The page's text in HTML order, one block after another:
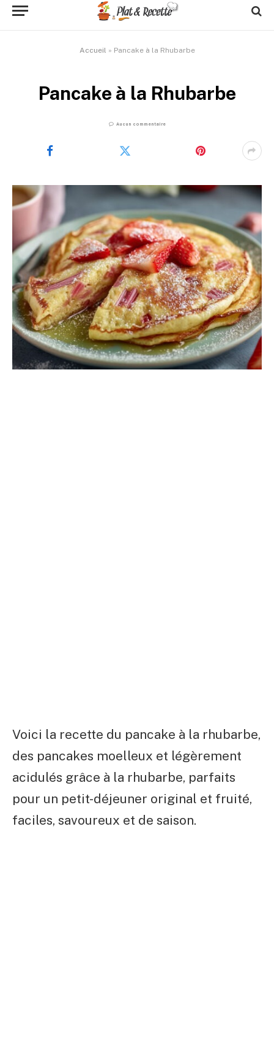
Accueil » Pancake à la Rhubarbe
Pancake à la Rhubarbe
Aucun commentaire
Voici la recette du pancake à la rhubarbe,
des pancakes moelleux et légèrement
acidulés grâce à la rhubarbe, parfaits
pour un petit-déjeuner original et fruité,
faciles, savoureux et de saison.